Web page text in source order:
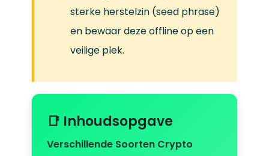
sterke herstelzin (seed phrase)
en bewaar deze offline op een
veilige plek.
📑 Inhoudsopgave
Verschillende Soorten Crypto